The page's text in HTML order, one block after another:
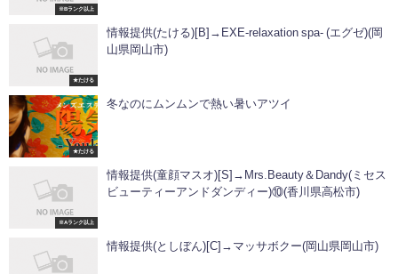
※Bランク以上
★たける
情報提供(たける)[B]→EXE-relaxation spa- (エグゼ)(岡
山県岡山市)
★たける
冬なのにムンムンで熱い暑いアツイ
※Aランク以上
情報提供(童顔マスオ)[S]→Mrs.Beauty＆Dandy(ミセス
ビューティーアンドダンディー)⑩(香川県高松市)
情報提供(としぼん)[C]→マッサボクー(岡山県岡山市)